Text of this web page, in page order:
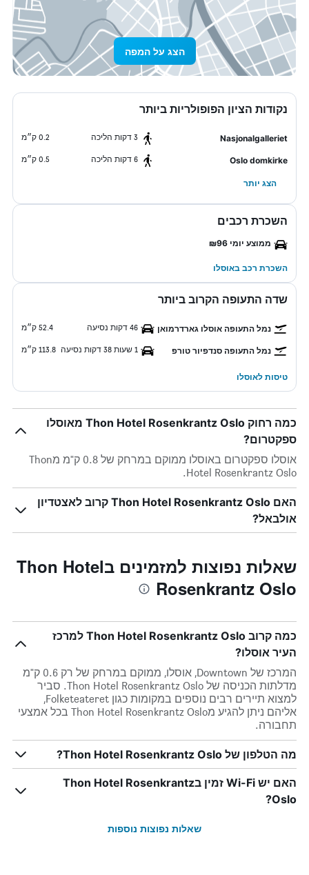
הצג על המפה
נקודות הציון הפופולריות ביותר
Nasjonalgalleriet 3 דקות הליכה 0.2 ק״מ
Oslo domkirke 6 דקות הליכה 0.5 ק״מ
הצג יותר
השכרת רכבים
ממוצע יומי ₪96
השכרת רכב באוסלו
שדה התעופה הקרוב ביותר
נמל התעופה אוסלו גארדרמואן 46 דקות נסיעה 52.4 ק״מ
נמל התעופה סנדפיור טורפ 1 שעות 38 דקות נסיעה 113.8 ק״מ
טיסות לאוסלו
כמה רחוק Thon Hotel Rosenkrantz Oslo מאוסלו
ספקטרום?
אוסלו ספקטרום באוסלו ממוקם במרחק של 0.8 ק"מ מThon
Hotel Rosenkrantz Oslo.
האם Thon Hotel Rosenkrantz Oslo קרוב לאצטדיון
אולבאל?
שאלות נפוצות למזמינים בThon Hotel
Rosenkrantz Oslo
כמה קרוב Thon Hotel Rosenkrantz Oslo למרכז
העיר אוסלו?
המרכז של Downtown, אוסלו, ממוקם במרחק של רק 0.6 ק"מ
מדלתות הכניסה של Thon Hotel Rosenkrantz Oslo. סביר
למצוא תיירים רבים נוספים במקומות כגון Folketeateret,
אליהם ניתן להגיע מThon Hotel Rosenkrantz Oslo בכל אמצעי
תחבורה.
מה הטלפון של Thon Hotel Rosenkrantz Oslo?
האם יש Wi-Fi זמין בThon Hotel Rosenkrantz
Oslo?
שאלות נפוצות נוספות